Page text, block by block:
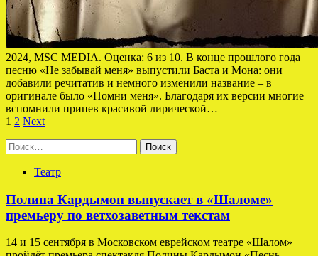
2024, MSC MEDIA. Оценка: 6 из 10. В конце прошлого года
песню «Не забывай меня» выпустили Баста и Мона: они
добавили речитатив и немного изменили название – в
оригинале было «Помни меня». Благодаря их версии многие
вспомнили припев красивой лирической…
Пагинация
записей
1 2 Next
Найти:
Театр
Полина Кардымон выпускает в «Шаломе»
премьеру по ветхозаветным текстам
14 и 15 сентября в Московском еврейском театре «Шалом»